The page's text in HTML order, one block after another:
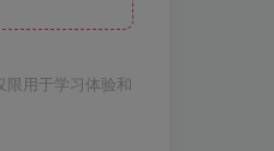
用于学习体验和